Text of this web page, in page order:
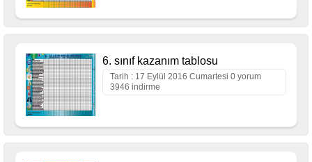
6. sınıf kazanım tablosu
Tarih : 17 Eylül 2016 Cumartesi 0 yorum
3946 indirme